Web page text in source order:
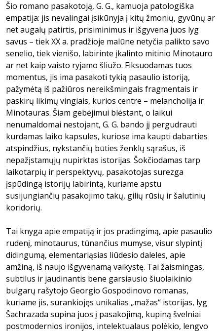
Šio romano pasakotoją, G. G., kamuoja patologiška
empatija: jis nevalingai įsikūnyja į kitų žmonių, gyvūnų ar
net augalų patirtis, prisiminimus ir išgyvena juos lyg
savus – tiek XX a. pradžioje malūne netyčia palikto savo
senelio, tiek vienišo, labirinte įkalinto mitinio Minotauro
ar net kaip vaisto ryjamo šliužo. Fiksuodamas tuos
momentus, jis ima pasakoti tykią pasaulio istoriją,
pažymėtą iš pažiūros nereikšmingais fragmentais ir
paskirų likimų vingiais, kurios centre – melancholija ir
Minotauras. Šiam gebėjimui blėstant, o laikui
nenumaldomai nestojant, G. G. bando jį pergudrauti
kurdamas laiko kapsules, kuriose ima kaupti dabarties
atspindžius, nykstančių būties ženklų sąrašus, iš
nepažįstamųjų nupirktas istorijas. Šokčiodamas tarp
laikotarpių ir perspektyvų, pasakotojas surezga
įspūdingą istorijų labirintą, kuriame apstu
susijungiančių pasakojimo takų, gilių rūsių ir šalutinių
koridorių.
Tai knyga apie empatiją ir jos pradingimą, apie pasaulio
rudenį, minotaurus, tūnančius mumyse, visur slypintį
didingumą, elementariąsias liūdesio daleles, apie
amžiną, iš naujo išgyvenamą vaikystę. Tai žaismingas,
subtilus ir jaudinantis bene garsiausio šiuolaikinio
bulgarų rašytojo Georgio Gospodinovo romanas,
kuriame jis, surankiojęs unikalias „mažas“ istorijas, lyg
Šachrazada supina juos į pasakojimą, kupiną švelniai
postmodernios ironijos, intelektualaus polėkio, lengvo